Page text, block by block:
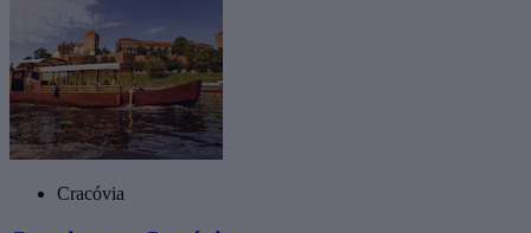
Cracóvia